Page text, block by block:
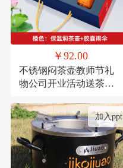
￥92.00
不锈钢闷茶壶教师节礼
物公司开业活动送茶具
加入ppt